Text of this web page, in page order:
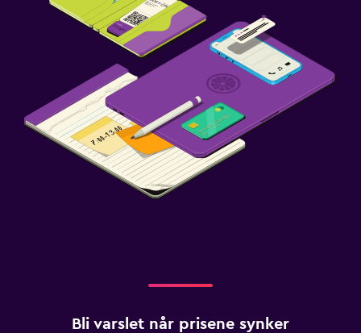
Bli varslet når prisene synker